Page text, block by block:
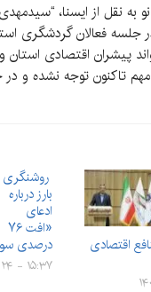
به نقل از ایسنا،
در جلسه فعالان
پیشران اقتصادی استان
مهم تاکنون توجه نشده و
اقتصادی
روشنگری
بارز درباره
ادعای
«افت ۷۶
درصدی
۱۵:۳۷ - ۲۴ تیر ۱۴۰۵